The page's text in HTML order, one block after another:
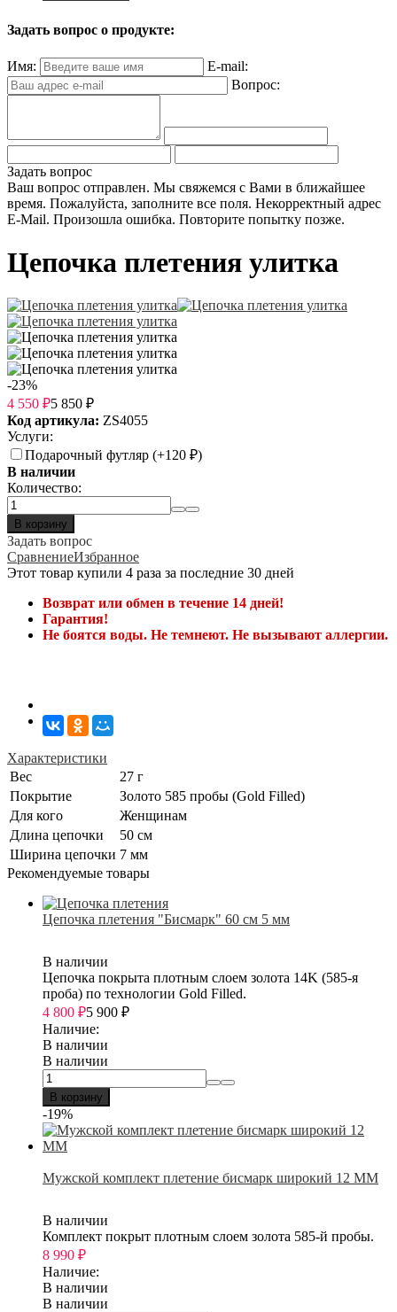
Задать вопрос о продукте:
Имя:
E-mail:
Вопрос:
Задать вопрос
Ваш вопрос отправлен. Мы свяжемся с Вами в ближайшее
время. Пожалуйста, заполните все поля. Некорректный адрес
E-Mail. Произошла ошибка. Повторите попытку позже.
Цепочка плетения улитка
-23%
4 550 ₽5 850 ₽
Код артикула: ZS4055
Услуги:
Подарочный футляр (+120 ₽)
В наличии
Количество:
В корзину
Задать вопрос
СравнениеИзбранное
Этот товар купили 4 раза за последние 30 дней
Возврат или обмен в течение 14 дней!
Гарантия!
Не боятся воды. Не темнеют. Не вызывают аллергии.
Характеристики
Вес
27 г
Покрытие
Золото 585 пробы (Gold Filled)
Для кого
Женщинам
Длина цепочки
50 см
Ширина цепочки 7 мм
Рекомендуемые товары
Цепочка плетения "Бисмарк" 60 см 5 мм
В наличии
Цепочка покрыта плотным слоем золота 14K (585-я
проба) по технологии Gold Filled.
4 800 ₽5 900 ₽
Наличие:
В наличии
В наличии
В корзину
-19%
Мужской комплект плетение бисмарк широкий 12 ММ
В наличии
Комплект покрыт плотным слоем золота 585-й пробы.
8 990 ₽
Наличие:
В наличии
В наличии